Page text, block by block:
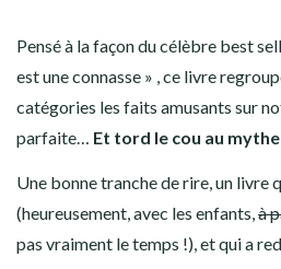
Pensé à la façon du célèbre best
est une connasse » , ce livre
catégories les faits amusants sur
parfaite… Et tord le cou au mythe
Une bonne tranche de rire, un livre
(heureusement, avec les enfants,à
pas vraiment le temps !), et qui a